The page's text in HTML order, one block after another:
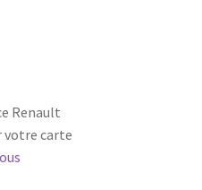
Renault
votre carte